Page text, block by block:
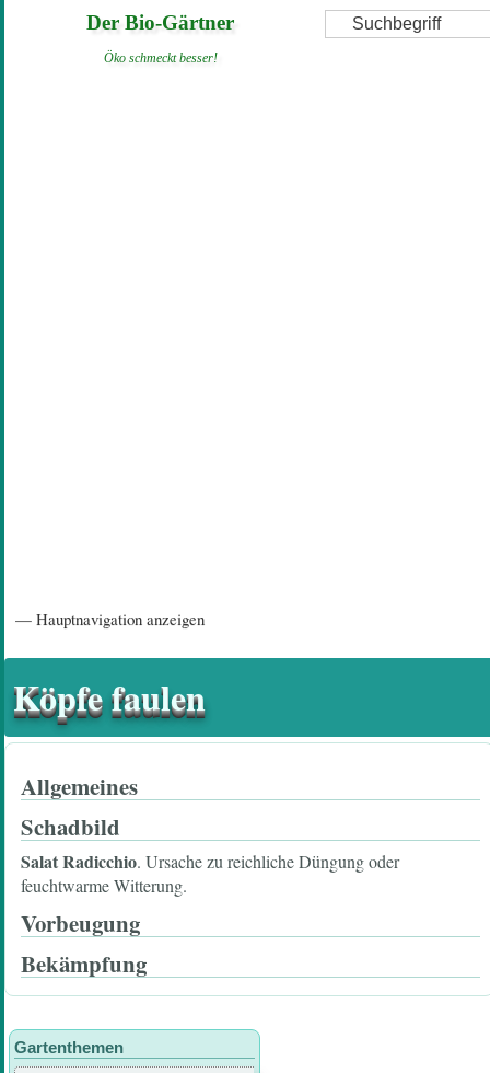
Suche
Der Bio-Gärtner
Öko schmeckt besser!
— Hauptnavigation anzeigen
Köpfe faulen
Allgemeines
Schadbild
Salat Radicchio. Ursache zu reichliche Düngung oder
feuchtwarme Witterung.
Vorbeugung
Bekämpfung
Gartenthemen